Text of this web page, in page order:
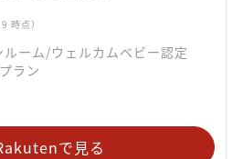
時点）
ーム/ウェルカムベビー認定
ラン
で見る